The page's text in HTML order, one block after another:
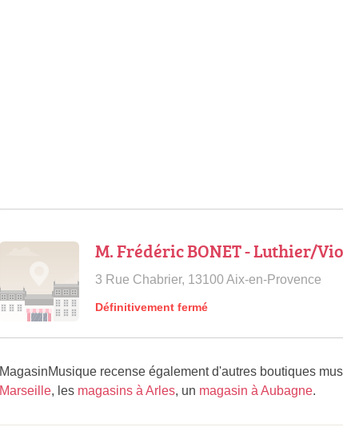
M. Frédéric BONET - Luthier/
3 Rue Chabrier, 13100 Aix-en-Provence
Définitivement fermé
MagasinMusique recense également d'autres boutiques
Marseille, les magasins à Arles, un magasin à Aubagne.